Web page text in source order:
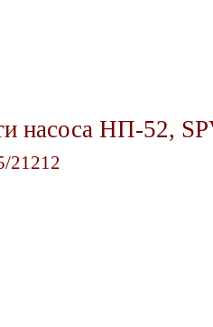
насоса НП-52,
21212